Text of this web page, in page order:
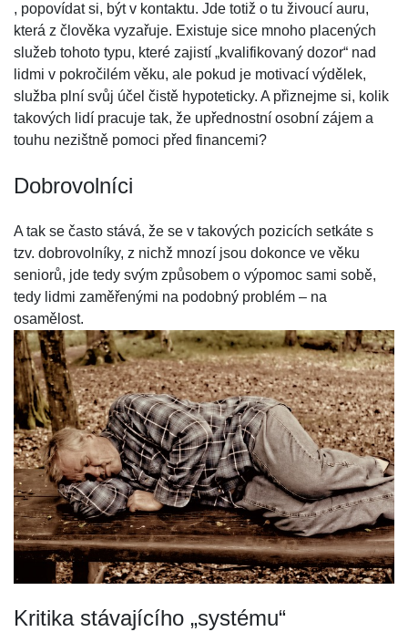
, popovídat si, být v kontaktu. Jde totiž o tu živoucí auru,
která z člověka vyzařuje. Existuje sice mnoho placených
služeb tohoto typu, které zajistí „kvalifikovaný dozor“ nad
lidmi v pokročilém věku, ale pokud je motivací výdělek,
služba plní svůj účel čistě hypoteticky. A přiznejme si, kolik
takových lidí pracuje tak, že upřednostní osobní zájem a
touhu nezištně pomoci před financemi?
Dobrovolníci
A tak se často stává, že se v takových pozicích setkáte s
tzv. dobrovolníky, z nichž mnozí jsou dokonce ve věku
seniorů, jde tedy svým způsobem o výpomoc sami sobě,
tedy lidmi zaměřenými na podobný problém – na
osamělost.
Kritika stávajícího „systému“